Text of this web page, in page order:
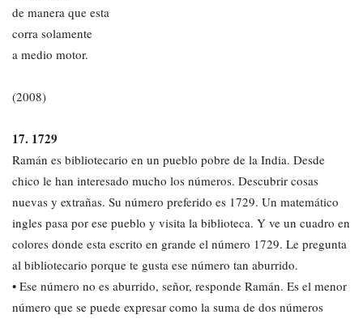
de manera que esta
corra solamente
a medio motor.
(2008)
17. 1729
Ramán es bibliotecario en un pueblo pobre de la India. Desde
chico le han interesado mucho los números. Descubrir cosas
nuevas y extrañas. Su número preferido es 1729. Un matemático
ingles pasa por ese pueblo y visita la biblioteca. Y ve un cuadro en
colores donde esta escrito en grande el número 1729. Le pregunta
al bibliotecario porque te gusta ese número tan aburrido.
• Ese número no es aburrido, señor, responde Ramán. Es el menor
número que se puede expresar como la suma de dos números